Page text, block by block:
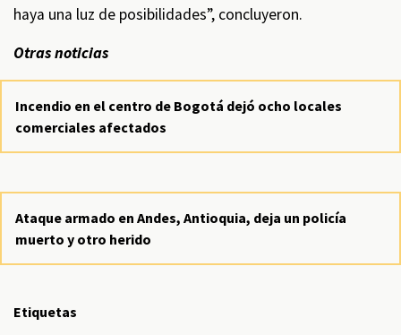
haya una luz de posibilidades”, concluyeron.
Otras noticias
Incendio en el centro de Bogotá dejó ocho locales
comerciales afectados
Ataque armado en Andes, Antioquia, deja un policía
muerto y otro herido
Etiquetas